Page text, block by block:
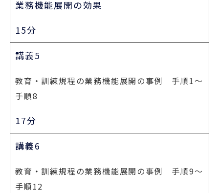
業務機能展開の効果
15分
講義5
教育・訓練規程の業務機能展開の事例 手順1～
手順8
17分
講義6
教育・訓練規程の業務機能展開の事例 手順9～
手順12